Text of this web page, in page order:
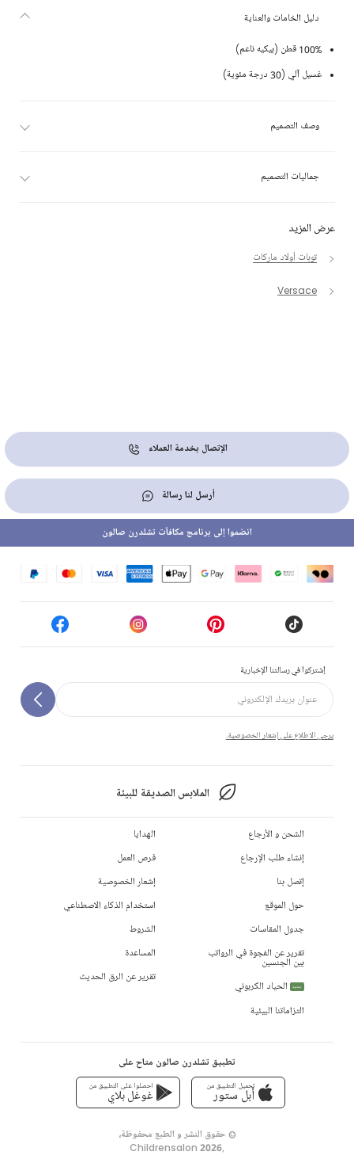
عرض المزيد
توبات أولاد ماركات
Versace
دليل الخامات والعناية
100% قطن (بيكيه ناعم)
غسيل آلي (30 درجة مئوية)
وصف التصميم
جماليات التصميم
الإتصال بخدمة العملاء
أرسل لنا رسالة
إشتركوا في رسالتنا الإخبارية
يرجى الاطلاع على إشعار الخصوصية.
الملابس الصديقة للبيئة
انضموا إلى برنامج مكافآت تشلدرن صالون
الشحن و الأرجاع
إنشاء طلب الإرجاع
إتصل بنا
حول الموقع
جدول المقاسات
تقرير عن الفجوة في الرواتب
بين الجنسين
جديد
الحياد الكربوني
التزاماتنا البيئية
الهدايا
فرص العمل
إشعار الخصوصية
استخدام الذكاء الاصطناعي
الشروط
المساعدة
تقرير عن الرق الحديث
تطبيق تشلدرن صالون متاح على
تحميل التطبيق من
أبل ستور
احصلوا على التطبيق من
غوغل بلاي
© حقوق النشر و الطبع محفوظة،
,
Childrensalon 2026